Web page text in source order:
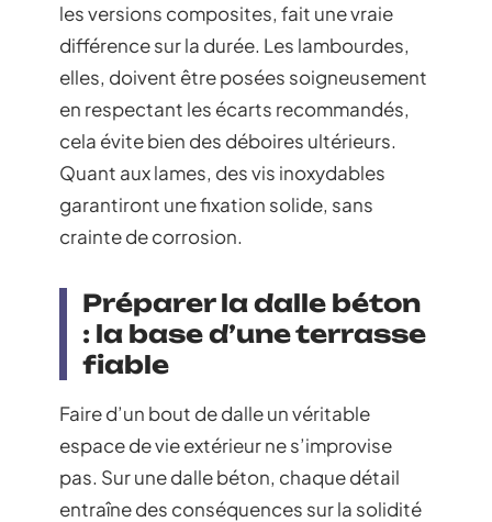
les versions composites, fait une vraie
différence sur la durée. Les lambourdes,
elles, doivent être posées soigneusement
en respectant les écarts recommandés,
cela évite bien des déboires ultérieurs.
Quant aux lames, des vis inoxydables
garantiront une fixation solide, sans
crainte de corrosion.
Préparer la dalle béton
: la base d’une terrasse
fiable
Faire d’un bout de dalle un véritable
espace de vie extérieur ne s’improvise
pas. Sur une dalle béton, chaque détail
entraîne des conséquences sur la solidité